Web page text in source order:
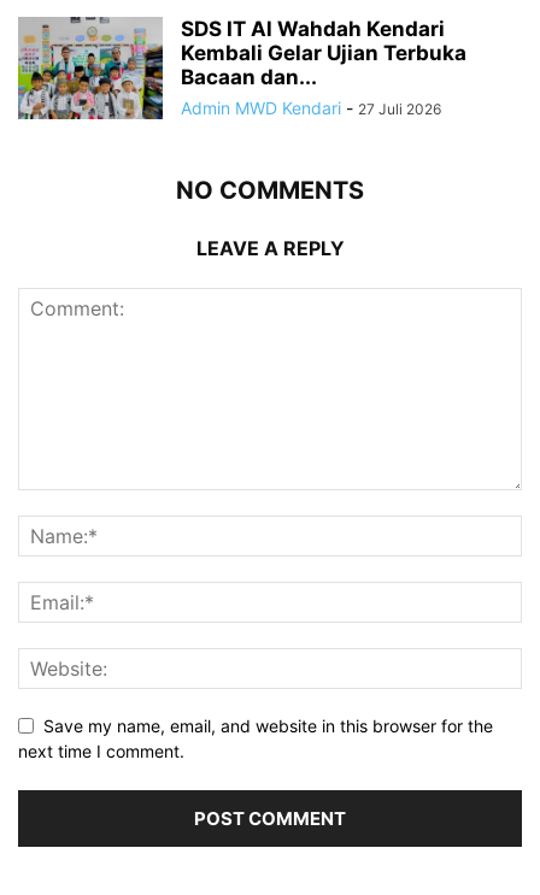
SDS IT Al Wahdah Kendari
Kembali Gelar Ujian Terbuka
Bacaan dan...
Admin MWD Kendari - 27 Juli 2026
NO COMMENTS
LEAVE A REPLY
Save my name, email, and website in this browser for the
next time I comment.